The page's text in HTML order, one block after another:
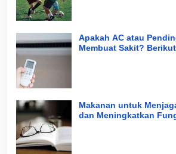
Apakah AC atau
Membuat Sakit?
Makanan untuk
dan Meningkatkan